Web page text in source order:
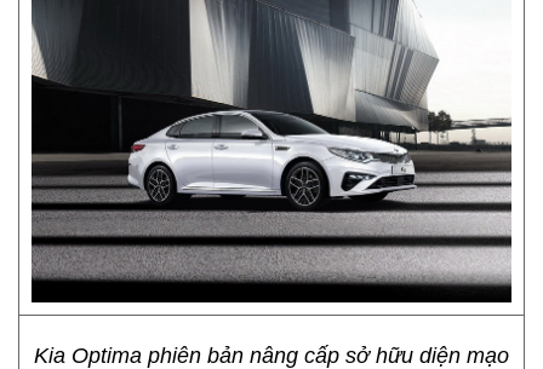
Kia Optima phiên bản nâng cấp sở hữu diện mạo